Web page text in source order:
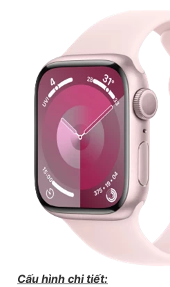
Cấu hình chi tiết: